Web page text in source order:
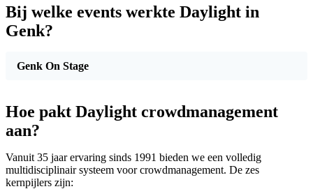
Bij welke events werkte Daylight in
Genk?
Genk On Stage
Hoe pakt Daylight crowdmanagement
aan?
Vanuit 35 jaar ervaring sinds 1991 bieden we een volledig
multidisciplinair systeem voor crowdmanagement. De zes
kernpijlers zijn: